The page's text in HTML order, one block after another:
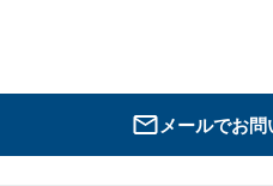
メールでお